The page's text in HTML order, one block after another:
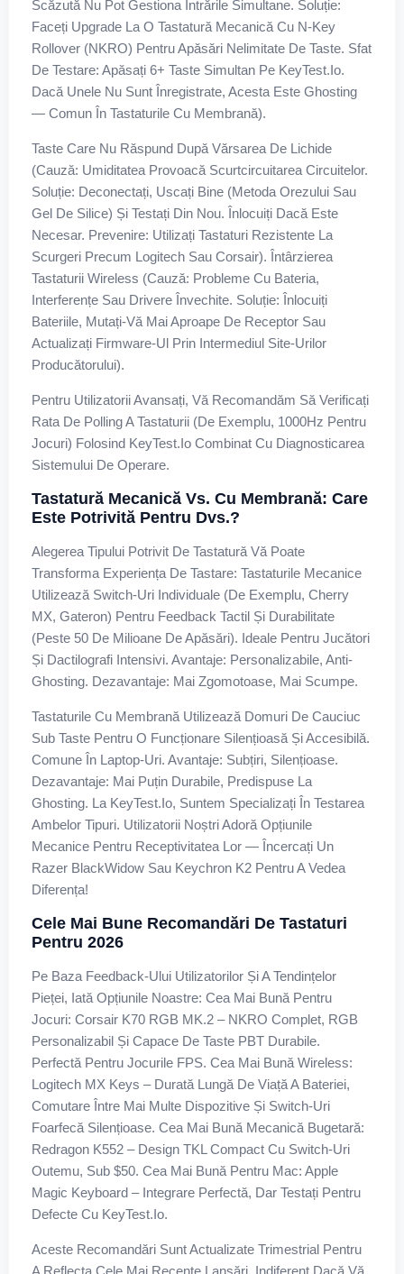
Scăzută Nu Pot Gestiona Intrările Simultane. Soluție:
Faceți Upgrade La O Tastatură Mecanică Cu N-Key
Rollover (NKRO) Pentru Apăsări Nelimitate De Taste. Sfat
De Testare: Apăsați 6+ Taste Simultan Pe KeyTest.io.
Dacă Unele Nu Sunt Înregistrate, Acesta Este Ghosting
— Comun În Tastaturile Cu Membrană).
Taste Care Nu Răspund După Vărsarea De Lichide
(Cauză: Umiditatea Provoacă Scurtcircuitarea Circuitelor.
Soluție: Deconectați, Uscați Bine (metoda Orezului Sau
Gel De Silice) Și Testați Din Nou. Înlocuiți Dacă Este
Necesar. Prevenire: Utilizați Tastaturi Rezistente La
Scurgeri Precum Logitech Sau Corsair). Întârzierea
Tastaturii Wireless (Cauză: Probleme Cu Bateria,
Interferențe Sau Drivere Învechite. Soluție: Înlocuiți
Bateriile, Mutați-Vă Mai Aproape De Receptor Sau
Actualizați Firmware-Ul Prin Intermediul Site-Urilor
Producătorului).
Pentru Utilizatorii Avansați, Vă Recomandăm Să Verificați
Rata De Polling A Tastaturii (de Exemplu, 1000Hz Pentru
Jocuri) Folosind KeyTest.io Combinat Cu Diagnosticarea
Sistemului De Operare.
Tastatură Mecanică Vs. Cu Membrană: Care
Este Potrivită Pentru Dvs.?
Alegerea Tipului Potrivit De Tastatură Vă Poate
Transforma Experiența De Tastare: Tastaturile Mecanice
Utilizează Switch-Uri Individuale (de Exemplu, Cherry
MX, Gateron) Pentru Feedback Tactil Și Durabilitate
(peste 50 De Milioane De Apăsări). Ideale Pentru Jucători
Și Dactilografi Intensivi. Avantaje: Personalizabile, Anti-
Ghosting. Dezavantaje: Mai Zgomotoase, Mai Scumpe.
Tastaturile Cu Membrană Utilizează Domuri De Cauciuc
Sub Taste Pentru O Funcționare Silențioasă Și Accesibilă.
Comune În Laptop-Uri. Avantaje: Subțiri, Silențioase.
Dezavantaje: Mai Puțin Durabile, Predispuse La
Ghosting. La KeyTest.io, Suntem Specializați În Testarea
Ambelor Tipuri. Utilizatorii Noștri Adoră Opțiunile
Mecanice Pentru Receptivitatea Lor — Încercați Un
Razer BlackWidow Sau Keychron K2 Pentru A Vedea
Diferența!
Cele Mai Bune Recomandări De Tastaturi
Pentru 2026
Pe Baza Feedback-Ului Utilizatorilor Și A Tendințelor
Pieței, Iată Opțiunile Noastre: Cea Mai Bună Pentru
Jocuri: Corsair K70 RGB MK.2 – NKRO Complet, RGB
Personalizabil Și Capace De Taste PBT Durabile.
Perfectă Pentru Jocurile FPS. Cea Mai Bună Wireless:
Logitech MX Keys – Durată Lungă De Viață A Bateriei,
Comutare Între Mai Multe Dispozitive Și Switch-Uri
Foarfecă Silențioase. Cea Mai Bună Mecanică Bugetară:
Redragon K552 – Design TKL Compact Cu Switch-Uri
Outemu, Sub $50. Cea Mai Bună Pentru Mac: Apple
Magic Keyboard – Integrare Perfectă, Dar Testați Pentru
Defecte Cu KeyTest.io.
Aceste Recomandări Sunt Actualizate Trimestrial Pentru